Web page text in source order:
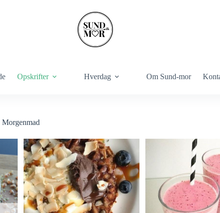
Opskrifter Hverdag Om Sund-mor
Morgenmad